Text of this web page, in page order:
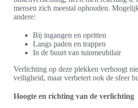
mensen zich meestal ophouden.
andere:
Bij ingangen en opritten
Langs paden en trappen
In de buurt van tuinmeubilair
Verlichting op deze plekken verhoogt
veiligheid, maar verbetert ook de sfeer
Hoogte en richting van de verlichting